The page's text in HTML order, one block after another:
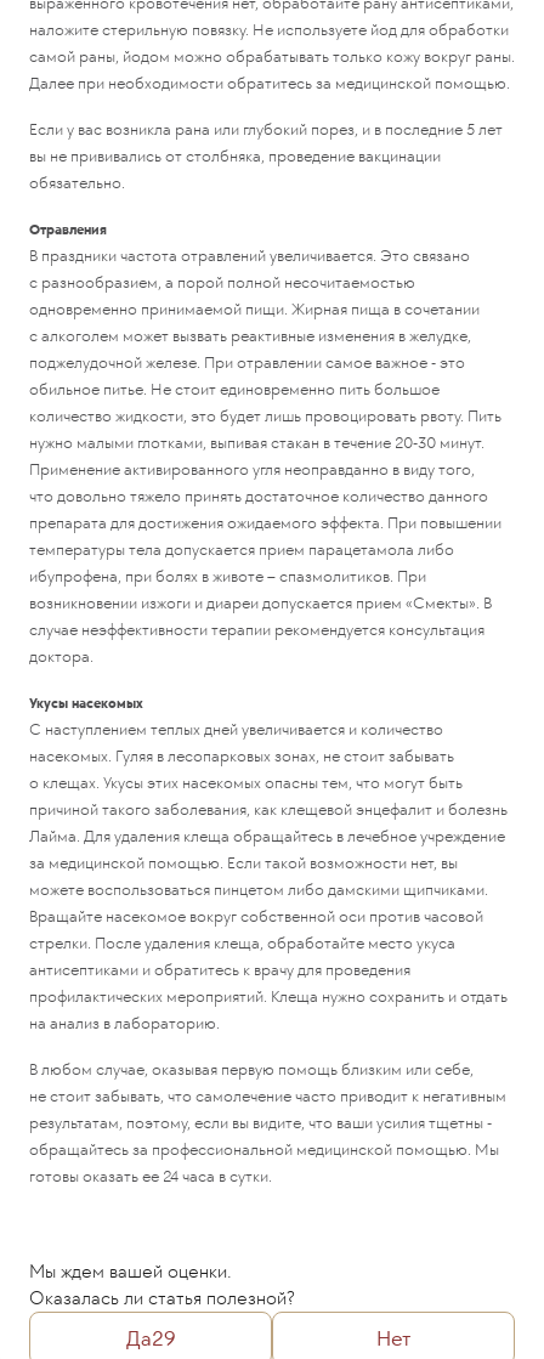
наложите стерильную повязку. Не используете йод для обработки
самой раны, йодом можно обрабатывать только кожу вокруг раны.
Далее при необходимости обратитесь за медицинской помощью.
Если у вас возникла рана или глубокий порез, и в последние 5 лет
вы не прививались от столбняка, проведение вакцинации
обязательно.
Отравления
В праздники частота отравлений увеличивается. Это связано
с разнообразием, а порой полной несочитаемостью
одновременно принимаемой пищи. Жирная пища в сочетании
с алкоголем может вызвать реактивные изменения в желудке,
поджелудочной железе. При отравлении самое важное - это
обильное питье. Не стоит единовременно пить большое
количество жидкости, это будет лишь провоцировать рвоту. Пить
нужно малыми глотками, выпивая стакан в течение 20-30 минут.
Применение активированного угля неоправданно в виду того,
что довольно тяжело принять достаточное количество данного
препарата для достижения ожидаемого эффекта. При повышении
температуры тела допускается прием парацетамола либо
ибупрофена, при болях в животе – спазмолитиков. При
возникновении изжоги и диареи допускается прием «Смекты». В
случае неэффективности терапии рекомендуется консультация
доктора.
Укусы насекомых
С наступлением теплых дней увеличивается и количество
насекомых. Гуляя в лесопарковых зонах, не стоит забывать
о клещах. Укусы этих насекомых опасны тем, что могут быть
причиной такого заболевания, как клещевой энцефалит и болезнь
Лайма. Для удаления клеща обращайтесь в лечебное учреждение
за медицинской помощью. Если такой возможности нет, вы
можете воспользоваться пинцетом либо дамскими щипчиками.
Вращайте насекомое вокруг собственной оси против часовой
стрелки. После удаления клеща, обработайте место укуса
антисептиками и обратитесь к врачу для проведения
профилактических мероприятий. Клеща нужно сохранить и отдать
на анализ в лабораторию.
В любом случае, оказывая первую помощь близким или себе,
не стоит забывать, что самолечение часто приводит к негативным
результатам, поэтому, если вы видите, что ваши усилия тщетны -
обращайтесь за профессиональной медицинской помощью. Мы
готовы оказать ее 24 часа в сутки.
Мы ждем вашей оценки.
Оказалась ли статья полезной?
Да29 Нет